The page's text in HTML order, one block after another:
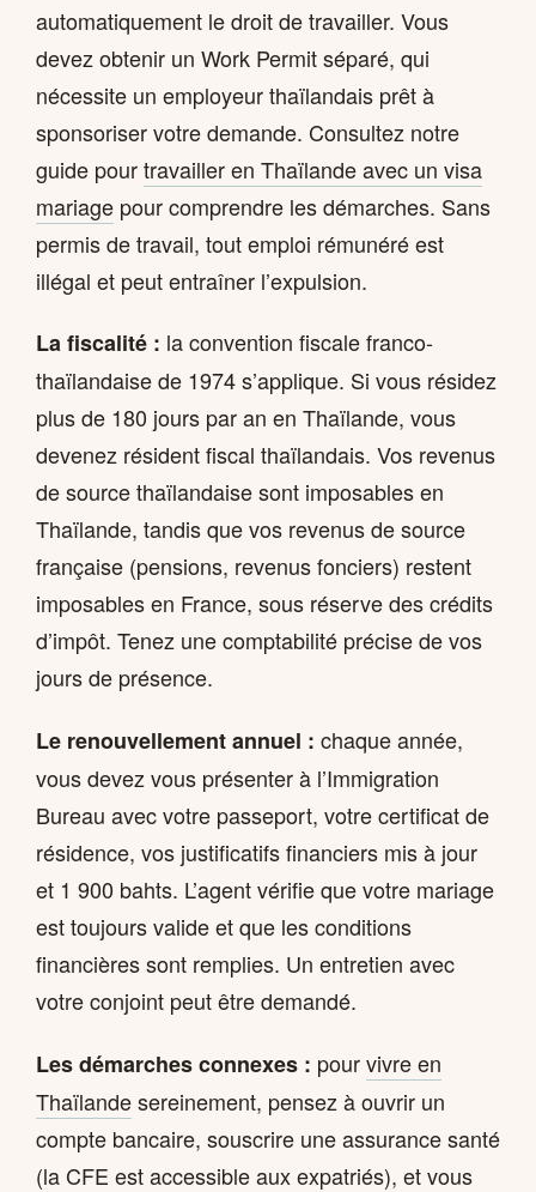
automatiquement le droit de travailler. Vous
devez obtenir un Work Permit séparé, qui
nécessite un employeur thaïlandais prêt à
sponsoriser votre demande. Consultez notre
guide pourtravailler en Thaïlande avec un visa
mariage pour comprendre les démarches. Sans
permis de travail, tout emploi rémunéré est
illégal et peut entraîner l’expulsion.
La fiscalité : la convention fiscale franco-
thaïlandaise de 1974 s’applique. Si vous résidez
plus de 180 jours par an en Thaïlande, vous
devenez résident fiscal thaïlandais. Vos revenus
de source thaïlandaise sont imposables en
Thaïlande, tandis que vos revenus de source
française (pensions, revenus fonciers) restent
imposables en France, sous réserve des crédits
d’impôt. Tenez une comptabilité précise de vos
jours de présence.
Le renouvellement annuel : chaque année,
vous devez vous présenter à l’Immigration
Bureau avec votre passeport, votre certificat de
résidence, vos justificatifs financiers mis à jour
et 1 900 bahts. L’agent vérifie que votre mariage
est toujours valide et que les conditions
financières sont remplies. Un entretien avec
votre conjoint peut être demandé.
Les démarches connexes : pourvivre en
Thaïlandesereinement, pensez à ouvrir un
compte bancaire, souscrire une assurance santé
(la CFE est accessible aux expatriés), et vous